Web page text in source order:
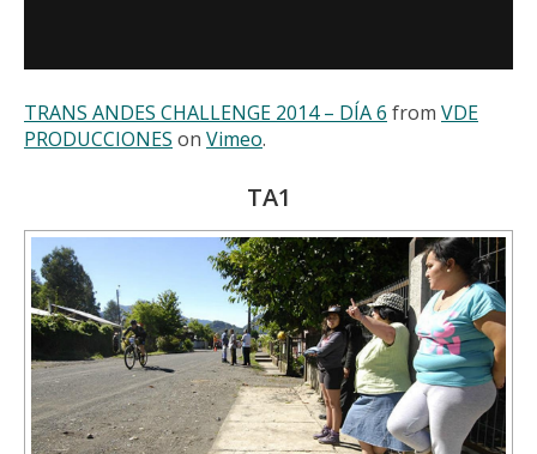
TRANS ANDES CHALLENGE 2014 – DÍA 6 from VDE
PRODUCCIONES on Vimeo.
TA1